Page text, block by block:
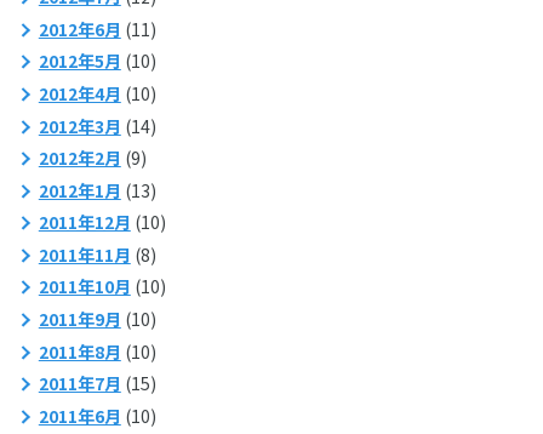
2012年6月 (11)
2012年5月 (10)
2012年4月 (10)
2012年3月 (14)
2012年2月 (9)
2012年1月 (13)
2011年12月 (10)
2011年11月 (8)
2011年10月 (10)
2011年9月 (10)
2011年8月 (10)
2011年7月 (15)
2011年6月 (10)